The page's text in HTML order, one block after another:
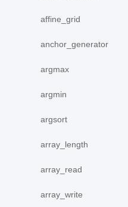
affine_grid
anchor_generator
argmax
argmin
argsort
array_length
array_read
array_write